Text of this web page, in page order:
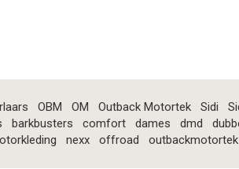
OBM OM Outback Motortek Sidi
barkbusters comfort dames dmd
nexx offroad outbackmotortek